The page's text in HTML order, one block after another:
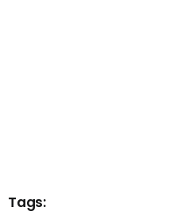
Tags: